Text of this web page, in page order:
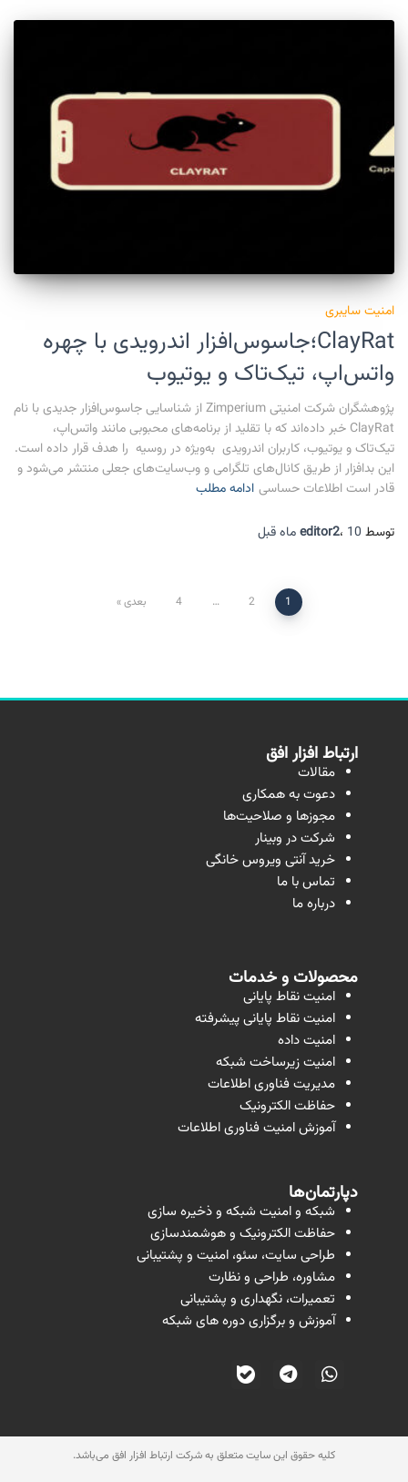
امنیت سایبری
ClayRat؛جاسوس‌افزار اندرویدی با چهره
واتس‌اپ، تیک‌تاک و یوتیوب
پژوهشگران شرکت امنیتی Zimperium از شناسایی جاسوس‌افزار جدیدی با نام
ClayRat خبر داده‌اند که با تقلید از برنامه‌های محبوبی مانند واتس‌اپ،
تیک‌تاک و یوتیوب، کاربران اندرویدی به‌ویژه در روسیه را هدف قرار داده است.
این بدافزار از طریق کانال‌های تلگرامی و وب‌سایت‌های جعلی منتشر می‌شود و
قادر است اطلاعات حساسی ادامه مطلب
توسط editor2، 10 ماه قبل
1
2
…
4 بعدی
ارتباط افزار افق
مقالات
دعوت به همکاری
مجوزها و صلاحیت‌ها
شرکت در وبینار
خرید آنتی ویروس خانگی
تماس با ما
درباره ما
محصولات و خدمات
امنیت نقاط پایانی
امنیت نقاط پایانی پیشرفته
امنیت داده
امنیت زیرساخت شبکه
مدیریت فناوری اطلاعات
حفاظت الکترونیک
آموزش امنیت فناوری اطلاعات
دپارتمان‌ها
شبکه و امنیت شبکه و ذخیره سازی
حفاظت الکترونیک و هوشمندسازی
طراحی سایت، سئو، امنیت و پشتیبانی
مشاوره، طراحی و نظارت
تعمیرات، نگهداری و پشتیبانی
آموزش و برگزاری دوره های شبکه
کلیه حقوق این سایت متعلق به شرکت ارتباط افزار افق می‌باشد.